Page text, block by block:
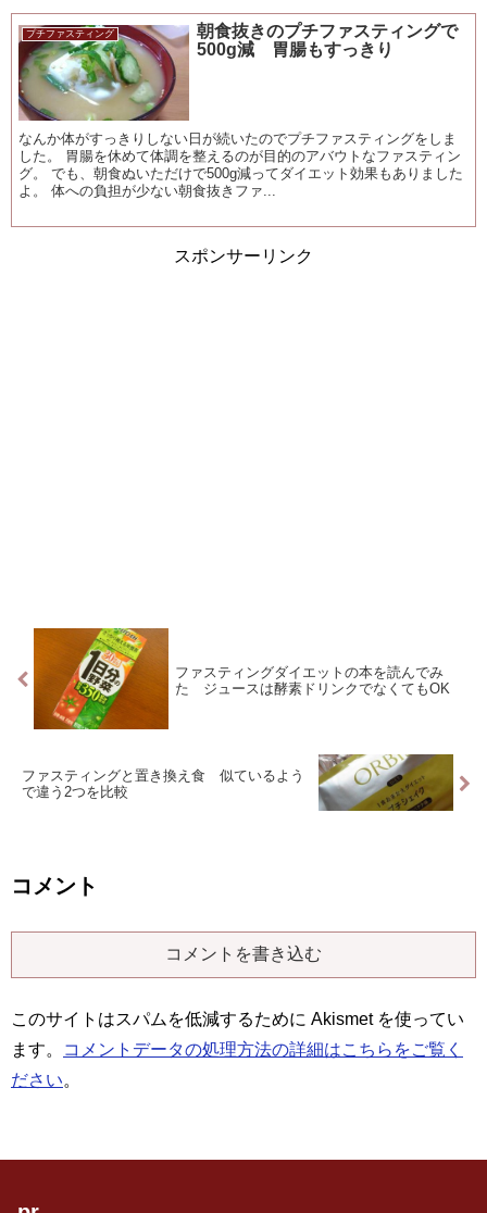
プチファスティング
朝食抜きのプチファスティングで
500g減 胃腸もすっきり
なんか体がすっきりしない日が続いたのでプチファスティングをしま
した。 胃腸を休めて体調を整えるのが目的のアバウトなファスティン
グ。 でも、朝食ぬいただけで500g減ってダイエット効果もありました
よ。 体への負担が少ない朝食抜きファ...
スポンサーリンク
ファスティングダイエットの本を読んでみ
た ジュースは酵素ドリンクでなくてもOK
ファスティングと置き換え食 似ているよう
で違う2つを比較
コメント
コメントを書き込む
このサイトはスパムを低減するために Akismet を使ってい
ます。
コメントデータの処理方法の詳細はこちらをご覧く
ださい。